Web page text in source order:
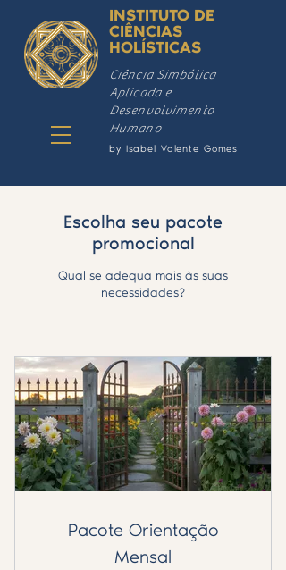
INSTITUTO DE
CIÊNCIAS
HOLÍSTICAS
by Isabel Valente Gomes
Ciência Simbólica
Aplicada e
Desenvolvimento
Humano
Escolha seu pacote
promocional
Qual se adequa mais às suas
necessidades?
Pacote Orientação
Mensal